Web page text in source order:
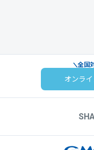
全国
オンラ